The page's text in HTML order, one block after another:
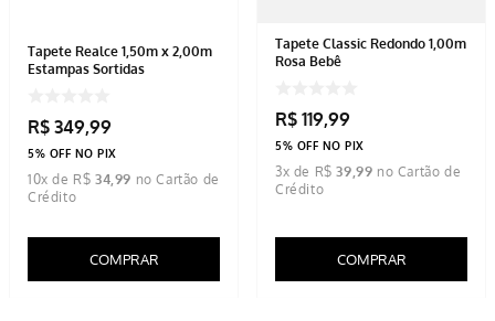
Tapete Realce 1,50m x 2,00m
Estampas Sortidas
R$ 349,99
5% OFF NO PIX
10x de R$ 34 99
COMPRAR
Tapete Classic Redondo 1,00m
Rosa Bebê
R$ 119,99
5% OFF NO PIX
3x de R$ 39 ,99
COMPRAR